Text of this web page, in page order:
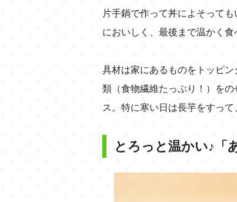
片手鍋で作って丼によそって
においしく、最後まで温かく食
具材は家にあるものをトッピ
類（食物繊維たっぷり！）を
ス。特に寒い日は長芋をすっ
とろっと温かい♪「